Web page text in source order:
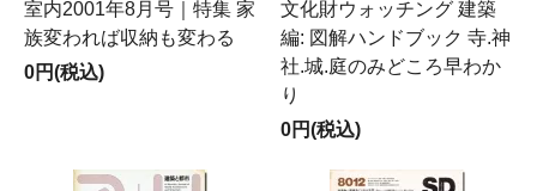
室内2001年8月号｜特集 家
族変われば収納も変わる
0円(税込)
文化財ウォッチング 建築
編: 図解ハンドブック 寺.神
社.城.庭のみどころ早わか
り
0円(税込)